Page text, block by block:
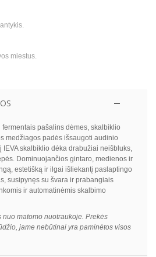
miestus.
fermentais pašalins dėmes, skalbiklio
medžiagos padės išsaugoti audinio
skalbiklio dėka drabužiai neišbluks,
Dominuojančios gintaro, medienos ir
estetišką ir ilgai išliekantį paslaptingo
susipynęs su švara ir prabangiais
ir automatinėmis skalbimo
matomo nuotraukoje. Prekės
jame nebūtinai yra paminėtos visos